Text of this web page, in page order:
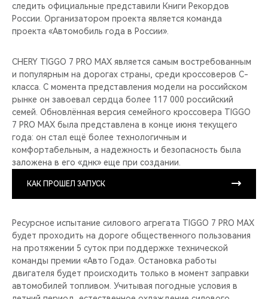
следить официальные представили Книги Рекордов
России. Организатором проекта является команда
проекта «Автомобиль года в России».
CHERY TIGGO 7 PRO MAX является самым востребованным
и популярным на дорогах страны, среди кроссоверов C-
класса. С момента представления модели на российском
рынке он завоевал сердца более 117 000 российский
семей. Обновлённая версия семейного кроссовера TIGGO
7 PRO MAX была представлена в конце июня текущего
года: он стал ещё более технологичным и
комфортабельным, а надежность и безопасность была
заложена в его «днк» еще при создании.
КАК ПРОШЕЛ ЗАПУСК
Ресурсное испытание силового агрегата TIGGO 7 PRO MAX
будет проходить на дороге общественного пользования
на протяжении 5 суток при поддержке технической
команды премии «Авто Года». Остановка работы
двигателя будет происходить только в момент заправки
автомобилей топливом. Учитывая погодные условия в